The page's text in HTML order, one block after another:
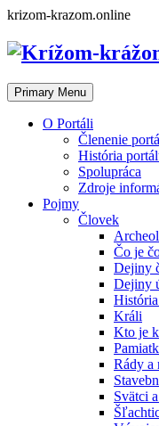
Skip
content
krizom-krazom.online
Primary Menu
O Portáli
Členenie
História
Spolupráca
Zdroje
Pojmy
Človek
Čo je
Dejiny
Dejiny
Králi
Kto je
Rády a
Svätci